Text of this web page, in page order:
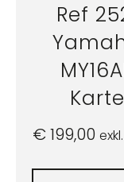
Ref
Karte
€199,00